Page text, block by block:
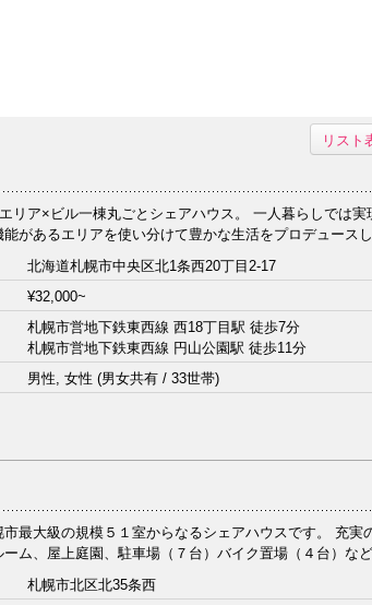
リスト
リア×ビル一棟丸ごとシェアハウス。 一人暮らしでは実
があるエリアを使い分けて豊かな生活をプロデュース
北海道札幌市中央区北1条西20丁目2-17
¥32,000~
札幌市営地下鉄東西線 西18丁目駅 徒歩7分
札幌市営地下鉄東西線 円山公園駅 徒歩11分
男性, 女性 (男女共有 / 33世帯)
最大級の規模５１室からなるシェアハウスです。 充実
ム、屋上庭園、駐車場（７台）バイク置場（４台）など
札幌市北区北35条西